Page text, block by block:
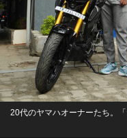
20代のヤマハオーナーたち。